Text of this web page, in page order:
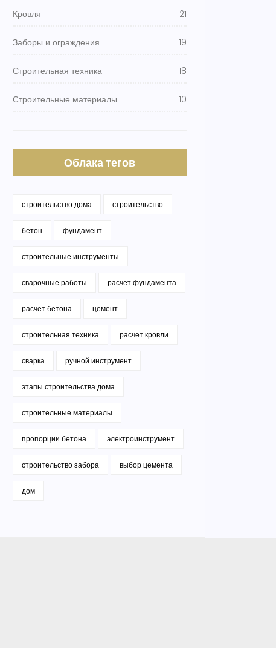
Кровля 21
Заборы и ограждения 19
Строительная техника 18
Строительные материалы 10
Облака тегов
строительство дома строительство
бетон фундамент
строительные инструменты
сварочные работы расчет фундамента
расчет бетона цемент
строительная техника расчет кровли
сварка ручной инструмент
этапы строительства дома
строительные материалы
пропорции бетона электроинструмент
строительство забора выбор цемента
дом